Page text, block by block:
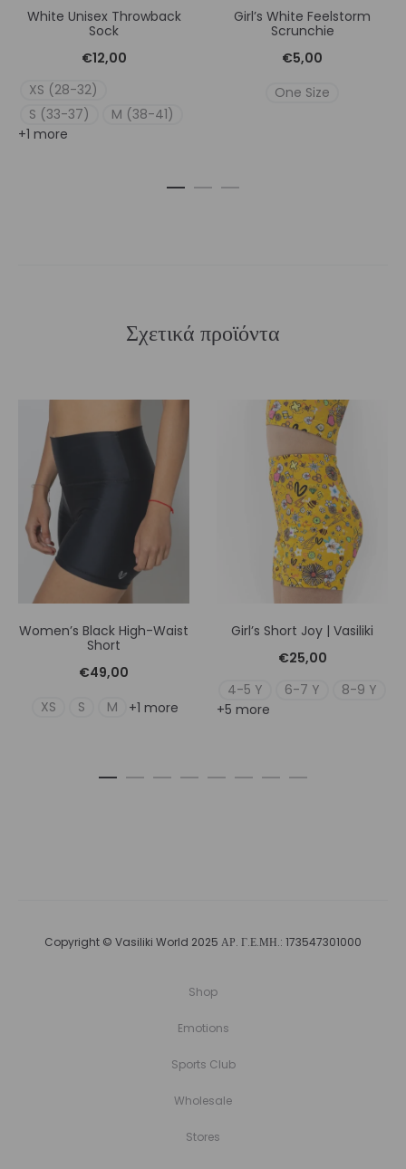
White Unisex Throwback
Sock
€12,00
XS (28-32)
S (33-37)
M (38-41)
+1 more
Girl’s White Feelstorm
Scrunchie
€5,00
One Size
Σχετικά προϊόντα
Women’s Black High-Waist
Short
€49,00
XS
S M +1 more
Girl’s Short Joy | Vasiliki
€25,00
4-5 Y
6-7 Y
8-9 Y
+5 more
Copyright © Vasiliki World 2025 ΑΡ. Γ.Ε.ΜΗ.: 173547301000
Shop
Emotions
Sports Club
Wholesale
Stores